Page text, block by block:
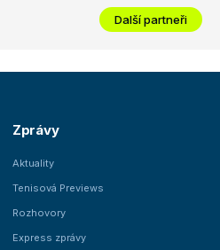
Další partneři
Zprávy
Aktuality
Tenisová Previews
Rozhovory
Express zprávy